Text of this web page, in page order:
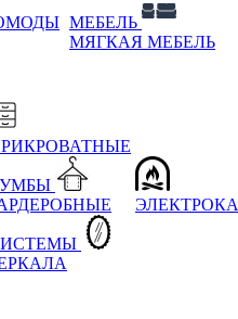
МЕБЕЛЬ
МЯГКАЯ МЕБЕЛЬ